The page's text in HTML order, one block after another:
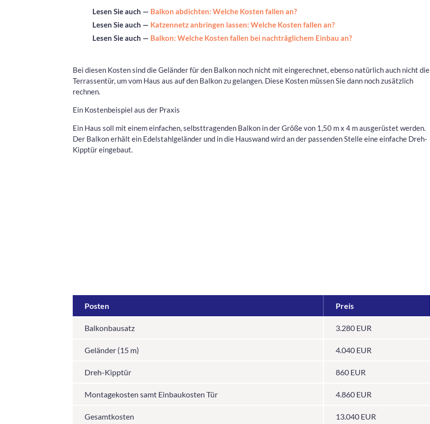
Lesen Sie auch — Balkon abdichten: Welche Kosten fallen an?
Lesen Sie auch — Katzennetz anbringen lassen: Welche Kosten fallen an?
Lesen Sie auch — Balkon: Welche Kosten fallen bei nachträglichem Einbau an?
Bei diesen Kosten sind die Geländer für den Balkon noch nicht mit eingerechnet, ebenso natürlich auch nicht die
Terrassentür, um vom Haus aus auf den Balkon zu gelangen. Diese Kosten müssen Sie dann noch zusätzlich
rechnen.
Ein Kostenbeispiel aus der Praxis
Ein Haus soll mit einem einfachen, selbsttragenden Balkon in der Größe von 1,50 m x 4 m ausgerüstet werden.
Der Balkon erhält ein Edelstahlgeländer und in die Hauswand wird an der passenden Stelle eine einfache Dreh-
Kipptür eingebaut.
Posten Preis
Balkonbausatz 3.280 EUR
Geländer (15 m) 4.040 EUR
Dreh-Kipptür 860 EUR
Montagekosten samt Einbaukosten Tür 4.860 EUR
Gesamtkosten 13.040 EUR